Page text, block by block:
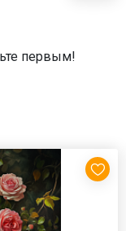
первым!